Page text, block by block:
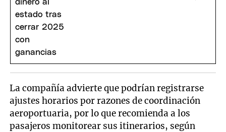
La compañía advierte que podrían registrarse
ajustes horarios por razones de coordinación
aeroportuaria, por lo que recomienda a los
pasajeros monitorear sus itinerarios, según